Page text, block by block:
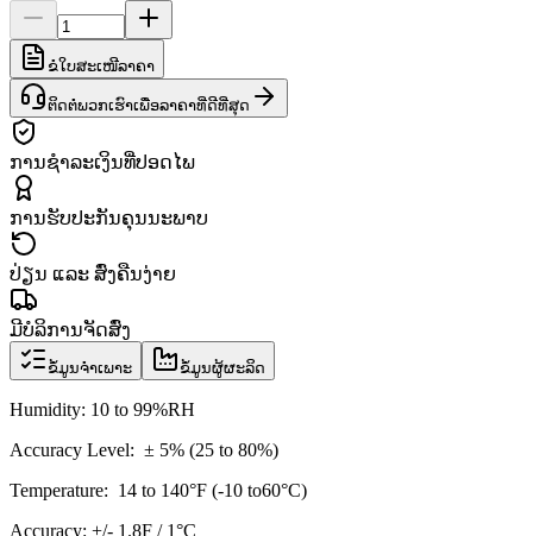
ຂໍໃບສະເໜີລາຄາ
ຕິດຕໍ່ພວກເຮົາເພື່ອລາຄາທີ່ດີທີ່ສຸດ
ການຊຳລະເງິນທີ່ປອດໄພ
ການຮັບປະກັນຄຸນນະພາບ
ປ່ຽນ ແລະ ສົ່ງຄືນງ່າຍ
ມີບໍລິການຈັດສົ່ງ
ຂໍ້ມູນຈຳເພາະ ຂໍ້ມູນຜູ້ຜະລິດ
Humidity: 10 to 99%RH
Accuracy Level: ± 5% (25 to 80%)
Temperature: 14 to 140°F (-10 to60°C)
Accuracy: +/- 1.8F / 1°C